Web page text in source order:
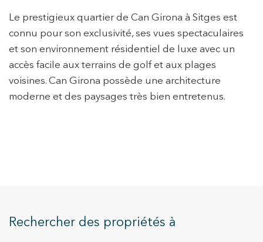
Le prestigieux quartier de Can Girona à Sitges est
connu pour son exclusivité, ses vues spectaculaires
et son environnement résidentiel de luxe avec un
accès facile aux terrains de golf et aux plages
voisines. Can Girona possède une architecture
moderne et des paysages très bien entretenus.
Rechercher des propriétés à